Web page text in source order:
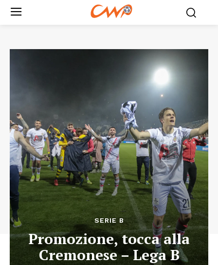
SERIE B
Promozione, tocca alla
Cremonese – Lega B